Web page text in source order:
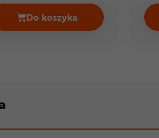
Deore RD-M5120 Cena 126,99 zł
Do koszyka
Przerzutka tylna